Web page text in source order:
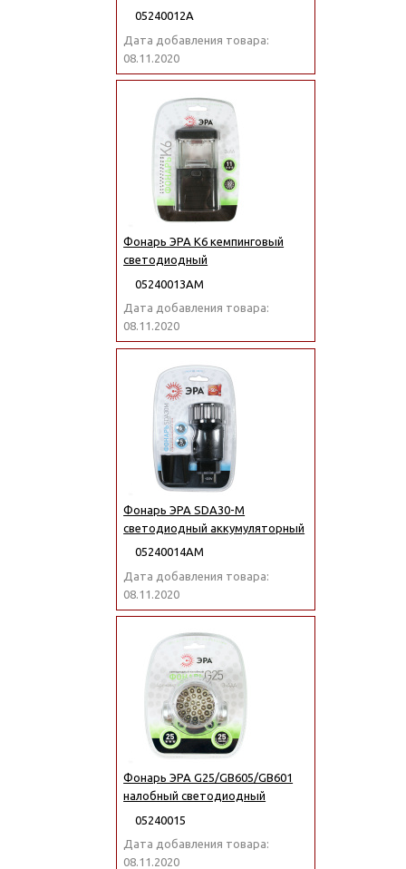
05240012А
Дата добавления товара:
08.11.2020
Фонарь ЭРА K6 кемпинговый
светодиодный
05240013АМ
Дата добавления товара:
08.11.2020
Фонарь ЭРА SDA30-M
светодиодный аккумуляторный
05240014АМ
Дата добавления товара:
08.11.2020
Фонарь ЭРА G25/GB605/GB601
налобный светодиодный
05240015
Дата добавления товара:
08.11.2020